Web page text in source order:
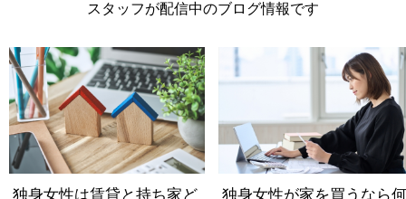
スタッフが配信中のブログ情報です